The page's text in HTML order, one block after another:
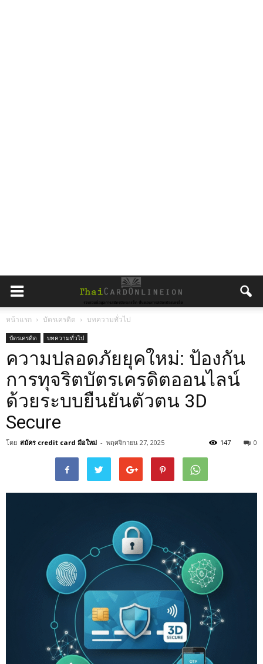
หน้าแรก บัตรเครดิต บทความทั่วไป
บัตรเครดิต บทความทั่วไป
ความปลอดภัยยุคใหม่: ป้องกัน
การทุจริตบัตรเครดิตออนไลน์
ด้วยระบบยืนยันตัวตน 3D
Secure
โดย สมัคร credit card มือใหม่ - พฤศจิกายน 27, 2025 0
147